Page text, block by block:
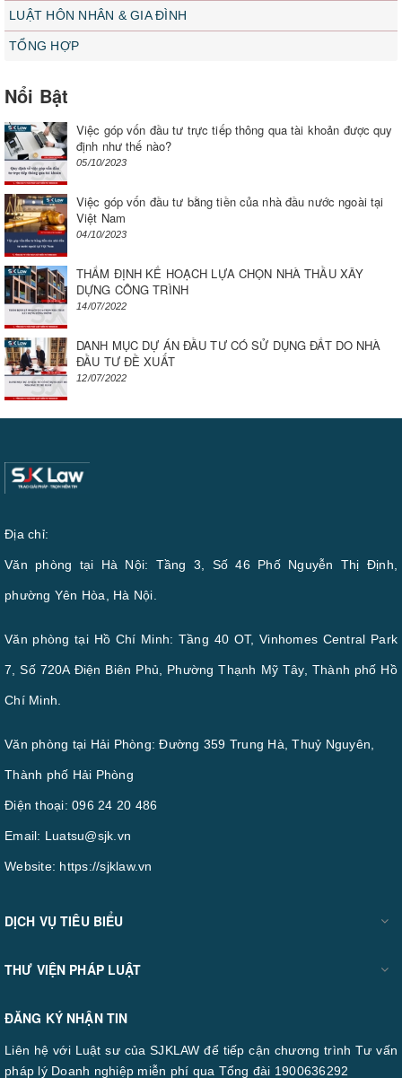
LUẬT HÔN NHÂN & GIA ĐÌNH
TỔNG HỢP
Nổi Bật
Việc góp vốn đầu tư trực tiếp thông qua tài khoản được quy
định như thế nào?
05/10/2023
Việc góp vốn đầu tư bằng tiền của nhà đầu nước ngoài tại
Việt Nam
04/10/2023
THẨM ĐỊNH KẾ HOẠCH LỰA CHỌN NHÀ THẦU XÂY
DỰNG CÔNG TRÌNH
14/07/2022
DANH MỤC DỰ ÁN ĐẦU TƯ CÓ SỬ DỤNG ĐẤT DO NHÀ
ĐẦU TƯ ĐỀ XUẤT
12/07/2022
Địa chỉ:
Văn phòng tại Hà Nội: Tầng 3, Số 46 Phố Nguyễn Thị Định,
phường Yên Hòa, Hà Nội.
Văn phòng tại Hồ Chí Minh: Tầng 40 OT, Vinhomes Central Park
7, Số 720A Điện Biên Phủ, Phường Thạnh Mỹ Tây, Thành phố Hồ
Chí Minh.
Văn phòng tại Hải Phòng: Đường 359 Trung Hà, Thuỷ Nguyên,
Thành phố Hải Phòng
Điện thoại: 096 24 20 486
Email: Luatsu@sjk.vn
Website: https://sjklaw.vn
DỊCH VỤ TIÊU BIỂU
THƯ VIỆN PHÁP LUẬT
ĐĂNG KÝ NHẬN TIN
Liên hệ với Luật sư của SJKLAW để tiếp cận chương trình Tư vấn
pháp lý Doanh nghiệp miễn phí qua Tổng đài 1900636292